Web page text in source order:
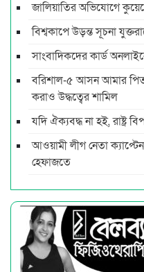
জালিয়াতির অভিযোগে
বিশ্বকাপে উড়ন্ত সূচনা
সাংবাদিকদের কার্ড
বরিশাল-৫ আসন আমার
করাও উদ্ধত্বের শামিল
যদি ঐক্যবদ্ধ না হই, রাষ্ট্র
আওয়ামী লীগ নেতা
হেফাজতে